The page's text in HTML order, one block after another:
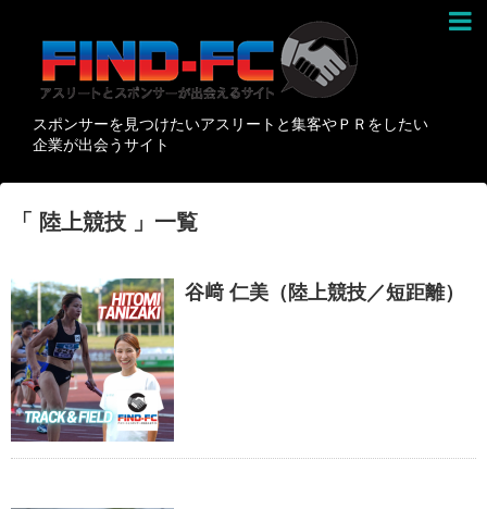
スポンサーを見つけたいアスリートと集客やＰＲをしたい
企業が出会うサイト
「 陸上競技 」一覧
谷﨑 仁美（陸上競技／短距離）